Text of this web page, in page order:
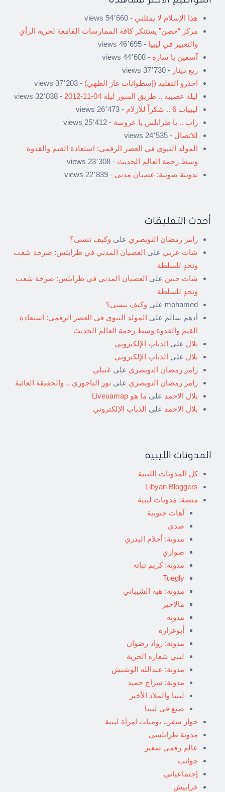
هذا الإسلام لا يمثلني - 54٬660 views
مركز “حصن” يستنكر كافة الممارسات القامعة لحرية الرأي
والتعبير في ليبيا - 46٬695 views
آسفين يا ساره - 44٬608 views
ربع دينار - 37٬730 views
احذرو التقليد (إسطوانات غاز الطهي) - 37٬203 views
ليلة عصيبة .. طريق السور ليلة 04-11-2012
- 32٬038 views
ليبيات 6 .. شكراً للأزلام
- 26٬473 views
راب .. يا طرابلس يا عروسة - 25٬412 views
للاتصال - 24٬535 views
المولد النبوي في العصر الرقمي: استعادة القيم والقدوة
وسط زحمة العالم الحديث - 23٬308 views
تدوينة صوتية: عصيان مدني - 22٬839 views
أحدث التعليقات
رامز رمضان النويصري على وكيف ننسى؟
شات عربي على العصيان المدني في طرابلس: صرخة شعب
وتحدٍ للسلطة
شات حنين على العصيان المدني في طرابلس: صرخة شعب
وتحدٍ للسلطة
mohamed على وكيف ننسى؟
أدهم سالم على المولد النبوي في العصر الرقمي: استعادة
القيم والقدوة وسط زحمة العالم الحديث
بلال على الذباب الإلكتروني
بلال على الذباب الإلكتروني
رامز رمضان النويصري على غنيلي
رامز رمضان النويصري على نور التاجوري .. والحقيقة الغائبة
بلال الاحمد على ما هو Liveuamap
بلال الاحمد على الذباب الإلكتروني
المدونات الليبية
كل المدونات الليبية
Libyan Bloggers
منصة: مدونات ليبية
آهات جنوبية
صدى
مدونة: أحلام البدري
صواري
مدونة: كريم نباته
Tuegly
مدونة: هبة الشيباني
مالاخير
مدونة
أبوغرارة
مدونة: رواد رضوان
ليبي شعاره الحرية
مدونة: عبدالله الوشيش
مدونة: سراج حميد
ليبيا والملاذ الأخير
صنع في ليبيا
جواز سفر.. يوميات امرأة ليبية
مدونة طرابلسي
عالم رقمي صغير
جوانب
إجتماعياتي
خرابيش